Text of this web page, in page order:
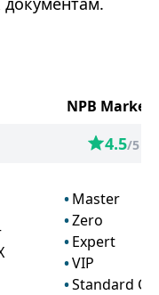
NPB Markets
4.5/5
Master
Zero
Expert
VIP
Standard